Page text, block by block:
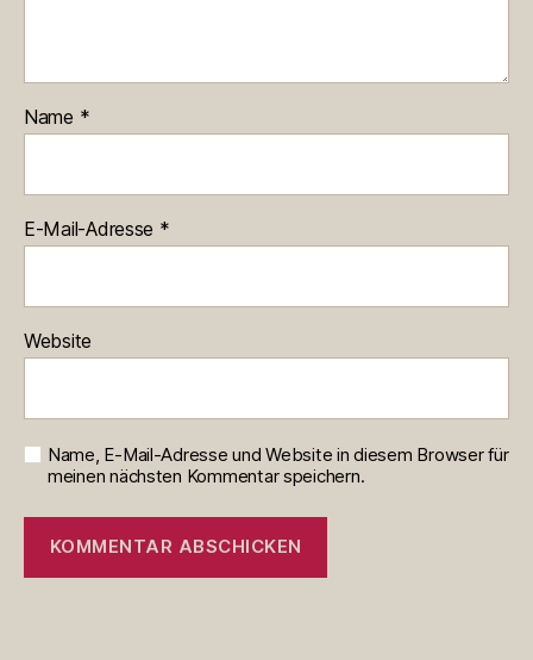
Name *
E-Mail-Adresse *
Website
Name, E-Mail-Adresse und Website in diesem Browser für
meinen nächsten Kommentar speichern.